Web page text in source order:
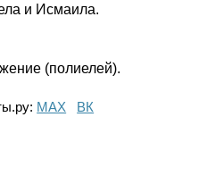
и Исмаила.
(полиелей).
МАХ
ВК